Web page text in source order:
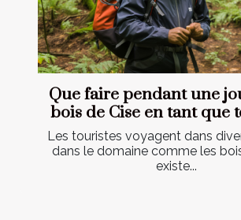
Que faire pendant une
bois de Cise en tant que
Les touristes voyagent dans
dans le domaine comme les
existe...